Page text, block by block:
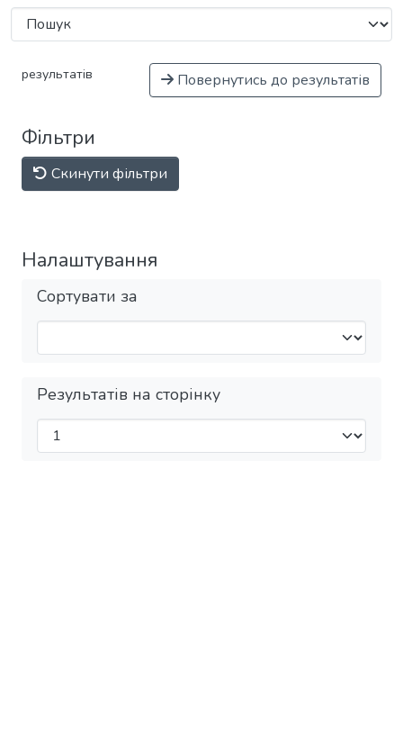
результатів Повернутись до результатів
Фільтри
Скинути фільтри
Налаштування
Сортувати за
Результатів на сторінку